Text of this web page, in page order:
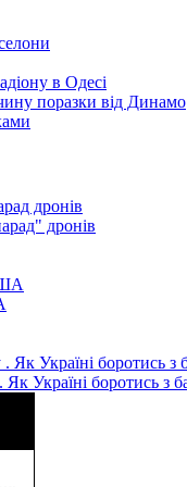
в Одесі
поразки від Динамо
дронів
Україні боротись з